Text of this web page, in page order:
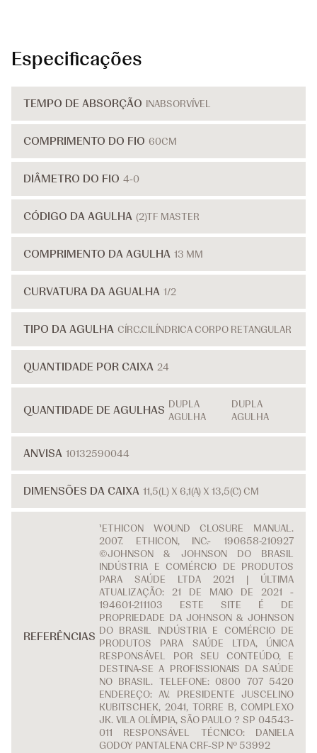
Especificações
TEMPO DE ABSORÇÃO INABSORVÍVEL
COMPRIMENTO DO FIO 60CM
DIÂMETRO DO FIO 4-0
CÓDIGO DA AGULHA (2)TF MASTER
COMPRIMENTO DA AGULHA 13 MM
CURVATURA DA AGUALHA 1/2
TIPO DA AGULHA CÍRC.CILÍNDRICA CORPO RETANGULAR
QUANTIDADE POR CAIXA 24
QUANTIDADE DE AGULHAS DUPLA
AGULHA
DUPLA
AGULHA
ANVISA 10132590044
DIMENSÕES DA CAIXA 11,5(L) X 6,1(A) X 13,5(C) CM
REFERÊNCIAS
¹ETHICON WOUND CLOSURE MANUAL.
2007. ETHICON, INC.- 190658-210927
©JOHNSON & JOHNSON DO BRASIL
INDÚSTRIA E COMÉRCIO DE PRODUTOS
PARA SAÚDE LTDA 2021 | ÚLTIMA
ATUALIZAÇÃO: 21 DE MAIO DE 2021 -
194601-211103 ESTE SITE É DE
PROPRIEDADE DA JOHNSON & JOHNSON
DO BRASIL INDÚSTRIA E COMÉRCIO DE
PRODUTOS PARA SAÚDE LTDA, ÚNICA
RESPONSÁVEL POR SEU CONTEÚDO, E
DESTINA-SE A PROFISSIONAIS DA SAÚDE
NO BRASIL. TELEFONE: 0800 707 5420
ENDEREÇO: AV. PRESIDENTE JUSCELINO
KUBITSCHEK, 2041, TORRE B, COMPLEXO
JK. VILA OLÍMPIA, SÃO PAULO ? SP 04543-
011 RESPONSÁVEL TÉCNICO: DANIELA
GODOY PANTALENA CRF-SP Nº 53992